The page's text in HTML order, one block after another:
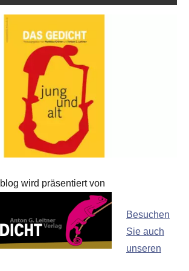
wird präsentiert von
Besuchen
Sie auch
unseren